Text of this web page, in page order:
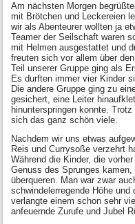
Am nächsten Morgen
mit Brötchen und Leckereien
wir als Abenteurer wollten ja
Teamer der Seilschaft waren
mit Helmen ausgestattet und
freuten sich vor allem über
Teil unserer Gruppe ging als
Es durften immer vier Kinder
Die andere Gruppe ging zu
gesichert, eine Leiter
hinunterspringen konnte.
sich das ganz schön viele.
Nachdem wir uns etwas
Reis und Currysoße verzehrt
Während die Kinder, die
Genuss des Sprunges
überqueren. Man war zwar
schwindelerregende Höhe
verlangte einem schon sehr
anfeuernde Zurufe und Jubel